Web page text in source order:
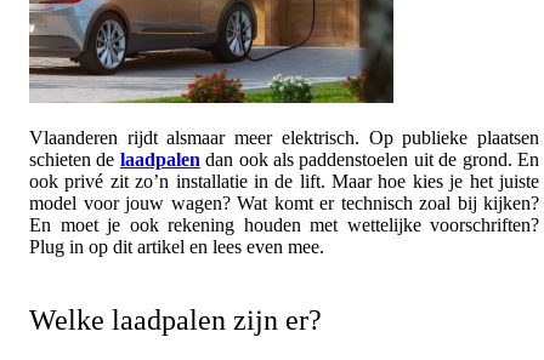
Vlaanderen rijdt alsmaar meer elektrisch. Op publieke plaatsen
schieten de laadpalen dan ook als paddenstoelen uit de grond. En
ook privé zit zo’n installatie in de lift. Maar hoe kies je het juiste
model voor jouw wagen? Wat komt er technisch zoal bij kijken?
En moet je ook rekening houden met wettelijke voorschriften?
Plug in op dit artikel en lees even mee.
Welke laadpalen zijn er?